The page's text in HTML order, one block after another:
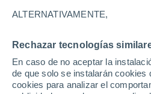
ALTERNATIVAMENTE,
Rechazar tecnologías
En caso de no aceptar la
de que solo se instalarán cookies
cookies para analizar el
Sensación